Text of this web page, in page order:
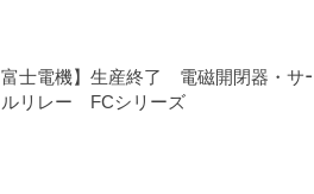
士電機】生産終了 電磁開閉器・サー
リレー FCシリーズ